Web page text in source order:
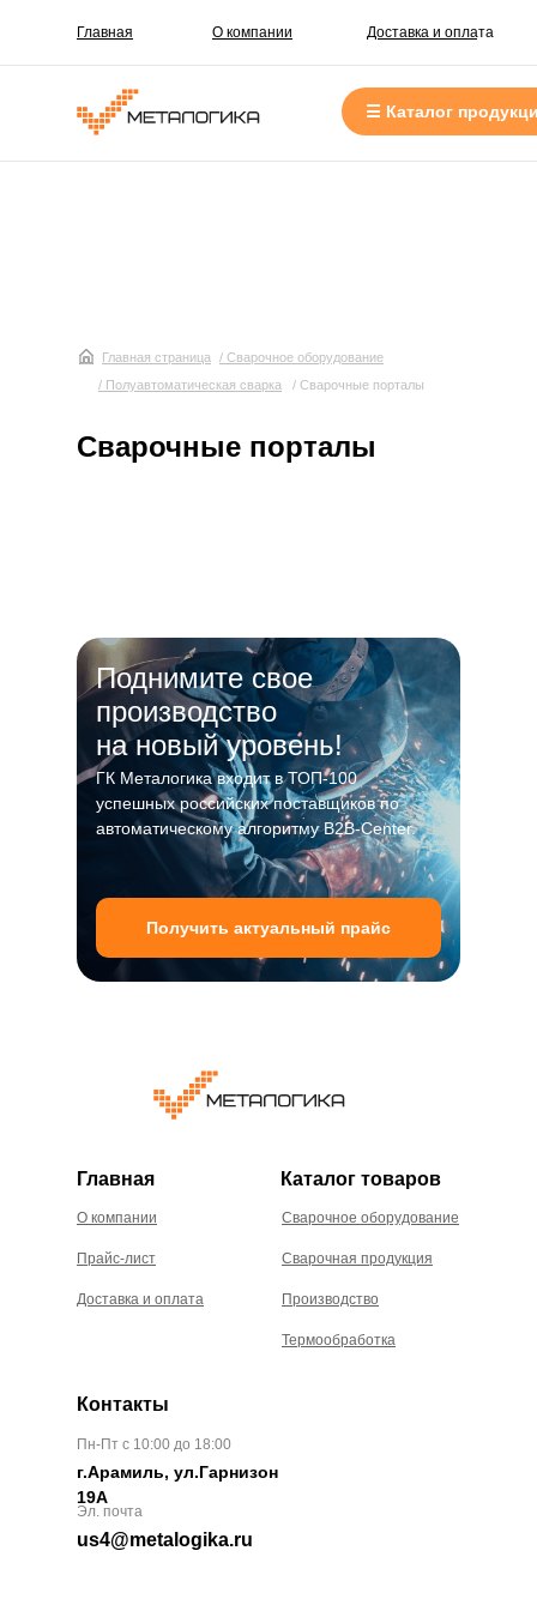
Главная О компании Доставка и оплата
☰ Каталог
Главная страница
Сварочные порталы
/ Сварочное оборудование
/ Полуавтоматическая сварка
/ Сварочные порталы
Поднимите свое
производство
на новый уровень!
Получить актуальный прайс
ГК Металогика входит в ТОП-100
успешных российских поставщиков по
автоматическому алгоритму B2B-Center.
Главная
О компании
Доставка и оплата
Каталог товаров
Прайс-лист
Доставка и оплата
Сварочное оборудование
Сварочная продукция
Производство
г.Арамиль, ул.Гарнизон
19А
Контакты
Пн-Пт с 10:00 до 18:00
Эл. почта
us4@metalogika.ru
Термообработка